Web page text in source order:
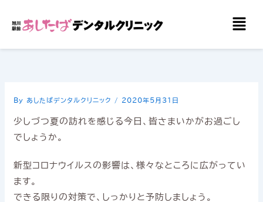
メ
ニ
By あしたばデンタルクリニック / 2020年5月31日
少しづつ夏の訪れを感じる今日、皆さまいかがお過ごし
でしょうか。
新型コロナウイルスの影響は、様々なところに広がってい
ます。
できる限りの対策で、しっかりと予防しましょう。